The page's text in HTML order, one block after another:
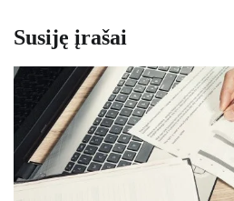
Susiję įrašai